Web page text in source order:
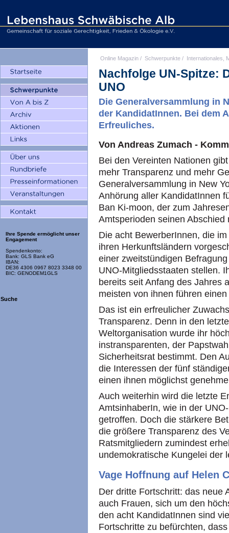
Ihre Spende ermöglicht unser
Engagement
Spendenkonto:
Bank: GLS Bank eG
IBAN:
DE36 4306 0967 8023 3348 00
BIC: GENODEM1GLS
Suche
Online Magazin / Schwerpunkte / Internationales,
Nachfolge UN-Spitze:
UNO
Die Generalversammlung in
der KandidatInnen. Bei dem
Erfreuliches.
Von Andreas Zumach -
Bei den Vereinten Nationen
mehr Transparenz und mehr
Generalversammlung in New
Anhörung aller KandidatInnen
Ban Ki-moon, der zum
Amtsperioden seinen Abschied
Die acht BewerberInnen, die
ihren Herkunftsländern
einer zweitstündigen
UNO-Mitgliedsstaaten stellen.
bereits seit Anfang des Jahres
meisten von ihnen führen
Das ist ein erfreulicher
Transparenz. Denn in den
Weltorganisation wurde ihr
instransparenten, der
Sicherheitsrat bestimmt. Den
die Interessen der fünf
einen ihnen möglichst
Auch weiterhin wird die letzte
AmtsinhaberIn, wie in der
getroffen. Doch die stärkere
die größere Transparenz des
Ratsmitgliedern zumindest
undemokratische Kungelei der
Vage Hoffnung auf Helen
Der dritte Fortschritt: das neue
auch Frauen, sich um den
den acht KandidatInnen sind
Fortschritte zu befürchten,